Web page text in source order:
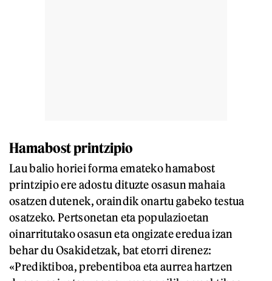
Hamabost printzipio
Lau balio horiei forma emateko hamabost
printzipio ere adostu dituzte osasun mahaia
osatzen dutenek, oraindik onartu gabeko testua
osatzeko. Pertsonetan eta populazioetan
oinarritutako osasun eta ongizate eredua izan
behar du Osakidetzak, bat etorri direnez:
«Prediktiboa, prebentiboa eta aurrea hartzen